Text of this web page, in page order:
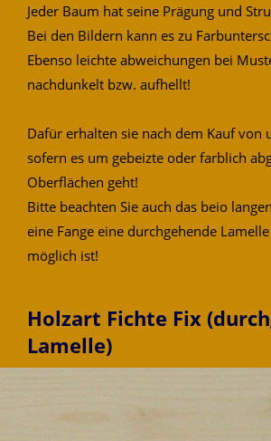
Jeder Baum hat seine Prägung und
Bei den Bildern kann es zu
Ebenso leichte abweichungen bei
nachdunkelt bzw. aufhellt!
Dafür erhalten sie nach dem Kauf von
sofern es um gebeizte oder farblich
Oberflächen geht!
Bitte beachten Sie auch das beio
eine Fange eine durchgehende
möglich ist!
Holzart Fichte Fix
Lamelle)